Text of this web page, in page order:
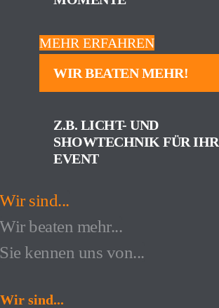
MEHR ERFAHREN
WIR BEATEN MEHR!
Z.B. LICHT- UND
SHOWTECHNIK FÜR IHR
EVENT
Wir sind...
Wir beaten mehr...
Sie kennen uns von...
Wir sind...